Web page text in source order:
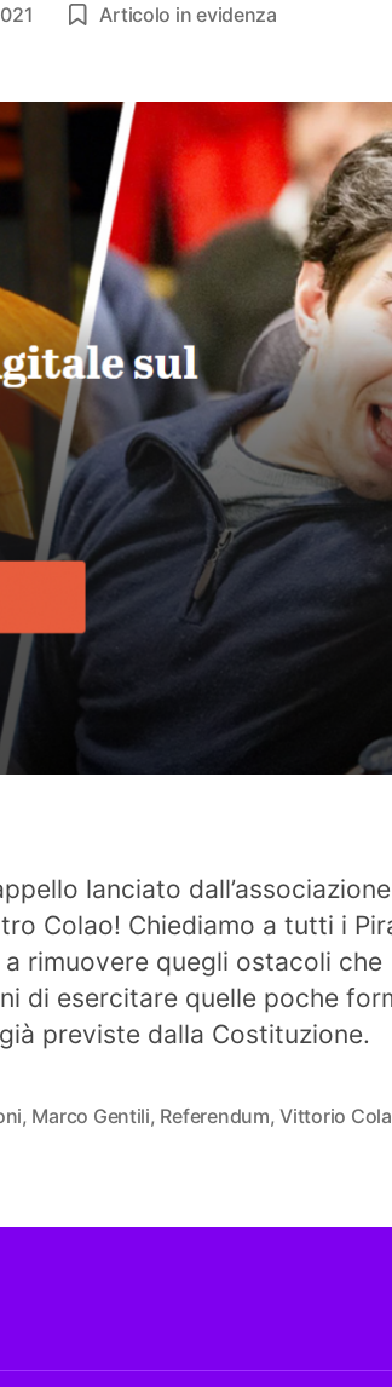
Articolo in evidenza
lanciato dall’associazione
Colao! Chiediamo a tutti i
rimuovere quegli ostacoli che
di esercitare quelle poche
previste dalla Costituzione.
, Marco Gentili, Referendum,Vittorio